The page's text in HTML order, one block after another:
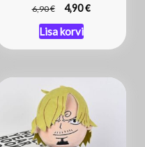
6,90€ 4,90€
Lisa korvi